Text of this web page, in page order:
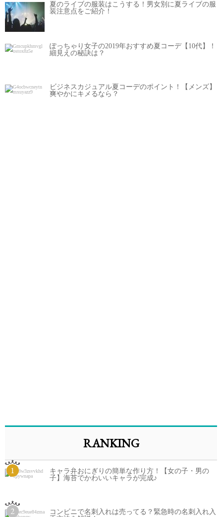
夏のライブの服装はこうする！男女別に夏ライブの服
装注意点をご紹介！
ぽっちゃり女子の2019年おすすめ夏コーデ【10代】！
細見えの秘訣は？
ビジネスカジュアル夏コーデのポイント！【メンズ】
爽やかにキメるなら？
RANKING
1
キャラ弁おにぎりの簡単な作り方！【女の子・男の
子】海苔でかわいいキャラが完成♪
2
コンビニで名刺入れは売ってる？緊急時の名刺入れ入